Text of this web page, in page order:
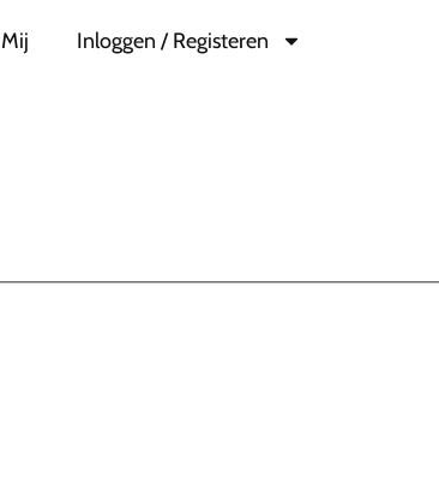
Inloggen / Registeren